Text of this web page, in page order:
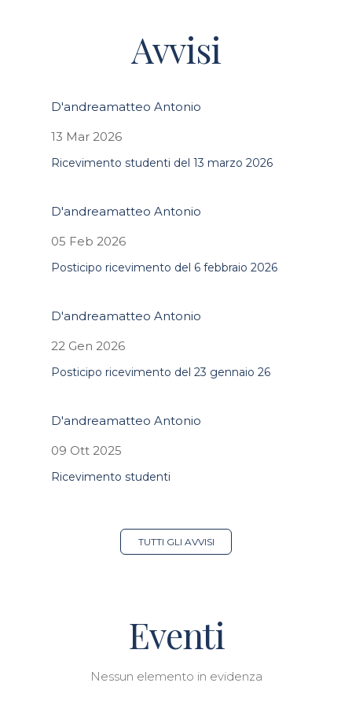
Avvisi
D'andreamatteo Antonio
13 Mar 2026
Ricevimento studenti del 13 marzo 2026
D'andreamatteo Antonio
05 Feb 2026
Posticipo ricevimento del 6 febbraio 2026
D'andreamatteo Antonio
22 Gen 2026
Posticipo ricevimento del 23 gennaio 26
D'andreamatteo Antonio
09 Ott 2025
Ricevimento studenti
TUTTI GLI AVVISI
Eventi
Nessun elemento in evidenza